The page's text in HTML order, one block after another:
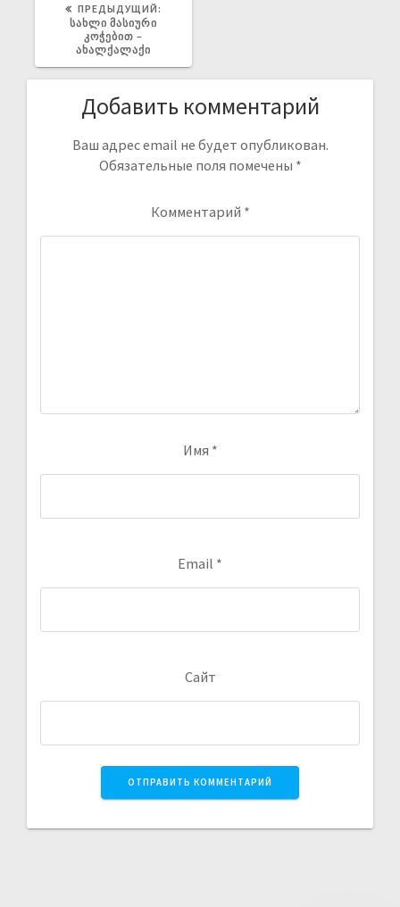
ПРЕДЫДУЩИЙ:
ᲡᲐᲮᲚᲘ ᲛᲐᲡᲘᲣᲠᲘ
ᲙᲝᲭᲔᲑᲘᲗ –
ᲐᲮᲐᲚᲥᲐᲚᲐᲥᲘ
Добавить комментарий
Ваш адрес email не будет опубликован.
Обязательные поля помечены *
Комментарий *
Имя *
Email *
Сайт